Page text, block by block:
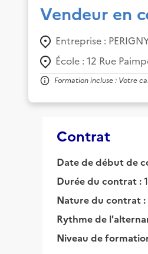
Vendeur en
Entreprise :
École : 12 Rue
Formation incluse : Votre
Contrat
Date de début de
Durée du contrat :
Nature du contrat :
Rythme de
Niveau de